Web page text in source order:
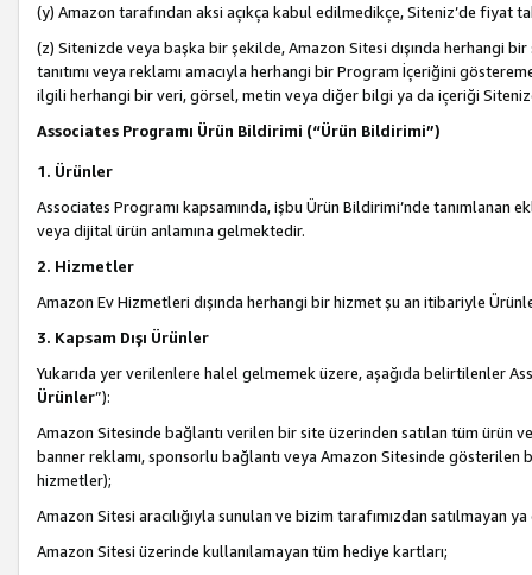
(y) Amazon tarafından aksi açıkça kabul edilmedikçe, Siteniz’de fiyat
(z) Sitenizde veya başka bir şekilde, Amazon Sitesi dışında herhangi
tanıtımı veya reklamı amacıyla herhangi bir Program İçeriğini
ilgili herhangi bir veri, görsel, metin veya diğer bilgi ya da içeriği
Associates Programı Ürün Bildirimi (“Ürün Bildirimi”)
1. Ürünler
Associates Programı kapsamında, işbu Ürün Bildirimi’nde
veya dijital ürün anlamına gelmektedir.
2. Hizmetler
Amazon Ev Hizmetleri dışında herhangi bir hizmet şu an itibariyle
3. Kapsam Dışı Ürünler
Yukarıda yer verilenlere halel gelmemek üzere, aşağıda belirtilenler
Ürünler”):
Amazon Sitesinde bağlantı verilen bir site üzerinden satılan tüm ürün
banner reklamı, sponsorlu bağlantı veya Amazon Sitesinde gösterilen
hizmetler);
Amazon Sitesi aracılığıyla sunulan ve bizim tarafımızdan satılmayan
Amazon Sitesi üzerinde kullanılamayan tüm hediye kartları;